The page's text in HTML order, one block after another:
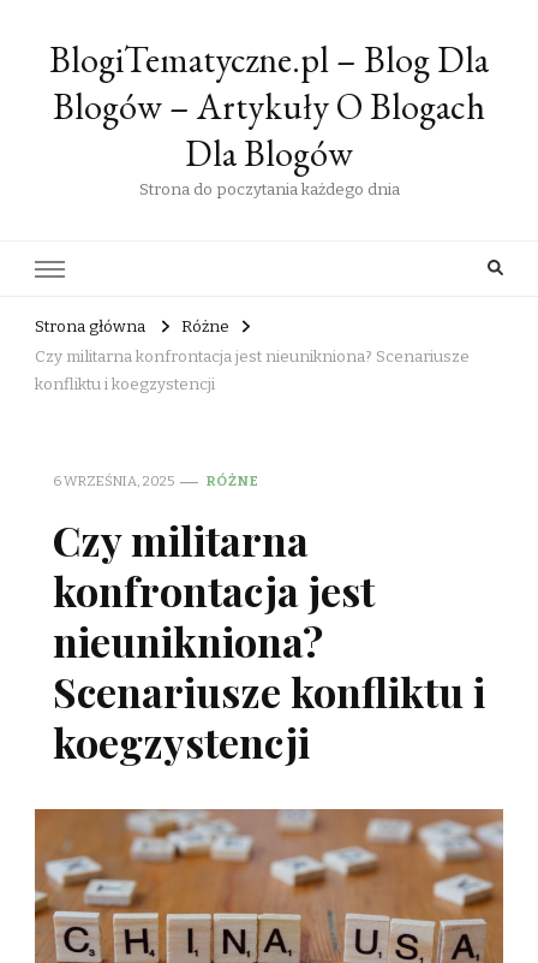
BlogiTematyczne.pl – Blog Dla
Blogów – Artykuły O Blogach
Dla Blogów
Strona do poczytania każdego dnia
Strona główna
Różne
Czy militarna konfrontacja jest nieunikniona? Scenariusze
konfliktu i koegzystencji
6 WRZEŚNIA, 2025 RÓŻNE
Czy militarna
konfrontacja jest
nieunikniona?
Scenariusze konfliktu i
koegzystencji